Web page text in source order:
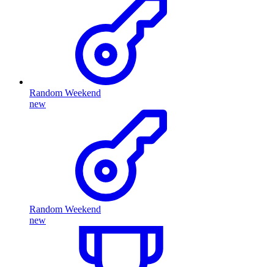
Random Weekend
new
Random Weekend
new